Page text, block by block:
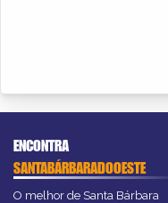
ENCONTRA
SANTABÁRBARADOOESTE
O melhor de Santa Bárbara